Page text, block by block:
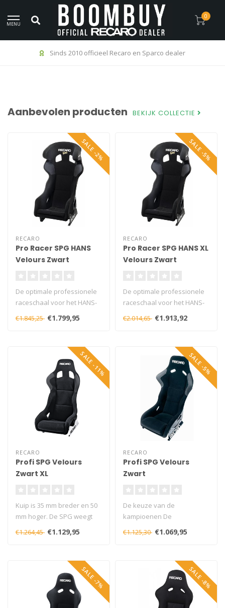
MENU
0
Sinds 2010 officieel Recaro en Sparco dealer
Aanbevolen producten BEKIJK COLLECTIE
SALE -2%
RECARO
Pro Racer SPG HANS
Velours Zwart
De optimale professionele
raceschaal voor het HANS-
systeem Ons topmodel voor
€1.845,25 €1.799,95
SALE -5%
RECARO
Pro Racer SPG HANS XL
Velours Zwart
De optimale professionele
raceschaal voor het HANS-
systeem Ons topmodel voor
€2.014,65 €1.913,92
SALE -11%
RECARO
Profi SPG Velours
Zwart XL
Kuip is 35 mm breder en 50
mm hoger. De SPG weegt
ca. 10 kg en heeft een grote
€1.264,45 €1.129,95
SALE -5%
RECARO
Profi SPG Velours
Zwart
De keuze van de
kampioenen De
professionele
glasvezelversterkte
€1.125,30 €1.069,95
SALE -7% SALE -8%